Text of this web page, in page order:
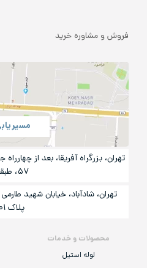
محصولات و خدمات
لوله استیل
فروش و مشاوره خرید
تهران، بزرگراه آفریقا، بعد از
۵۷، طبقه ۱
پلاک ۱۰۱